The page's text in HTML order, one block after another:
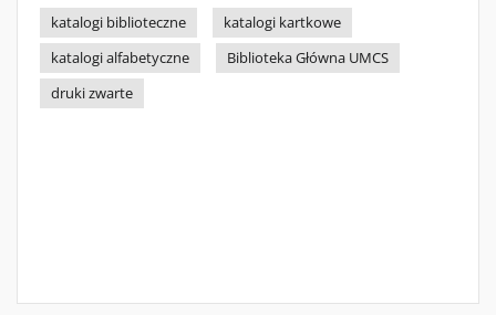
katalogi biblioteczne
katalogi kartkowe
katalogi alfabetyczne
Biblioteka Główna UMCS
druki zwarte